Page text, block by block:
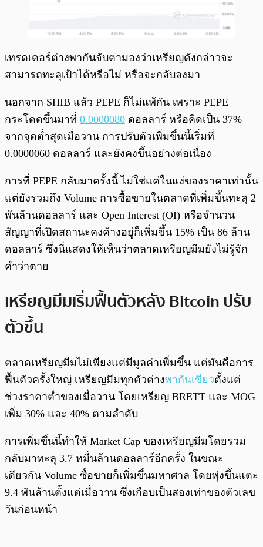
เทรดเดอร์ต่างพากันจับตามองว่าเหรียญดังกล่าวจะ
สามารถทะลุเป้าได้หรือไม่ หรือจะกลับลงมา
นอกจาก SHIB แล้ว PEPE ก็ไม่แพ้กัน เพราะ PEPE
กระโดดขึ้นมาที่ 0.0000080 ดอลลาร์ หรือคิดเป็น 37%
จากจุดต่ำสุดเมื่อวาน การปรับตัวเพิ่มขึ้นนี้เริ่มที่
0.0000060 ดอลลาร์ และยังคงขึ้นอย่างต่อเนื่อง
การที่ PEPE กลับมาครั้งนี้ ไม่ใช่แค่ในแง่ของราคาเท่านั้น
แต่ยังรวมถึง Volume การซื้อขายในตลาดที่เพิ่มขึ้นทะลุ 2
พันล้านดอลลาร์ และ Open Interest (OI) หรือจำนวน
สัญญาที่เปิดสถานะคงค้างอยู่ก็เพิ่มขึ้น 15% เป็น 86 ล้าน
ดอลลาร์ ซึ่งนี่แสดงให้เห็นว่าตลาดเหรียญมีมยังไม่รู้จัก
คำว่าตาย
เหรียญมีมเริ่มฟื้นตัวหลัง Bitcoin ปรับ
ตัวขึ้น
ตลาดเหรียญมีมไม่เพียงแต่มีมูลค่าเพิ่มขึ้น แต่มันคือการ
ฟื้นตัวครั้งใหญ่ เหรียญมีมทุกตัวต่างพากันเขียวตั้งแต่
ช่วงราคาต่ำของเมื่อวาน โดยเหรียญ BRETT และ MOG
เพิ่ม 30% และ 40% ตามลำดับ
การเพิ่มขึ้นนี้ทำให้ Market Cap ของเหรียญมีมโดยรวม
กลับมาทะลุ 3.7 หมื่นล้านดอลลาร์อีกครั้ง ในขณะ
เดียวกัน Volume ซื้อขายก็เพิ่มขึ้นมหาศาล โดยพุ่งขึ้นแตะ
9.4 พันล้านตั้งแต่เมื่อวาน ซึ่งเกือบเป็นสองเท่าของตัวเลข
วันก่อนหน้า